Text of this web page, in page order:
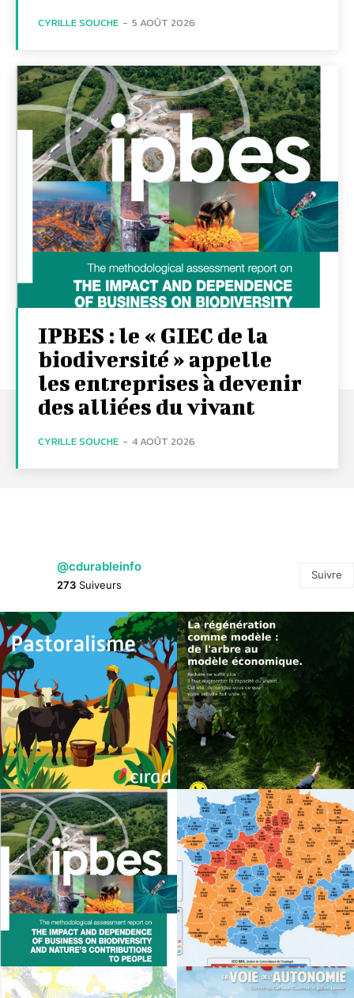
CYRILLE SOUCHE - 5 AOÛT 2026
IPBES : le « GIEC de la
biodiversité » appelle
les entreprises à devenir
des alliées du vivant
CYRILLE SOUCHE - 4 AOÛT 2026
@cdurableinfo
273 Suiveurs
Suivre